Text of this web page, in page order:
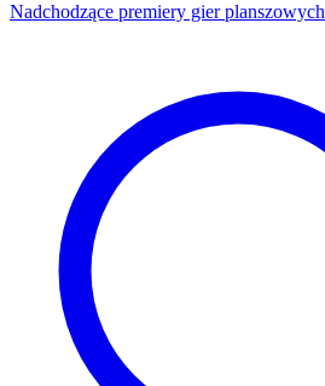
Nadchodzące premiery gier planszowych